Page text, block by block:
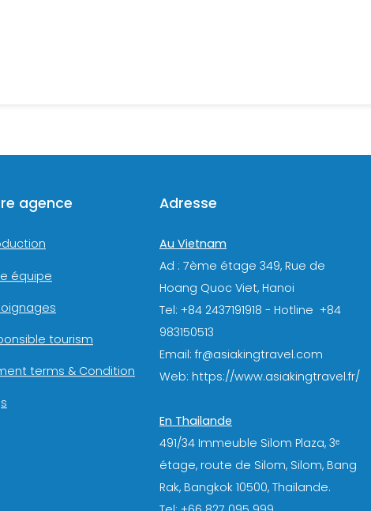
agence
équipe
tourism
terms & Condition
Adresse
Au Vietnam
Ad : 7ème étage 349, Rue de
Hoang Quoc Viet, Hanoi
Tel: +84 2437191918 - Hotline +84
983150513
Email: fr@asiakingtravel.com
Web: https://www.asiakingtravel.fr/
En Thailande
491/34 Immeuble Silom Plaza, 3ᵉ
étage, route de Silom, Silom, Bang
Rak, Bangkok 10500, Thaïlande.